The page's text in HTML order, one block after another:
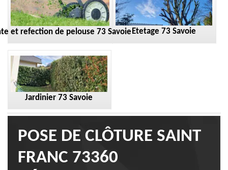
et refection de pelouse 73 Savoie Etetage 73 Savoie
Jardinier 73 Savoie
POSE DE CLÔTURE SAINT
FRANC 73360